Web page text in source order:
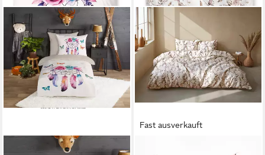
GOOD MORNING
Fast ausverkauft